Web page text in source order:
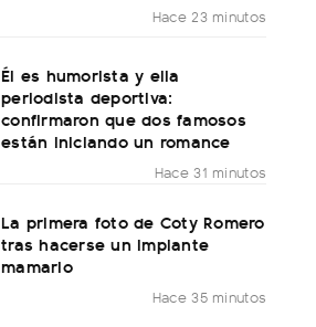
Hace 23 minutos
Él es humorista y ella
periodista deportiva:
confirmaron que dos famosos
están iniciando un romance
Hace 31 minutos
La primera foto de Coty Romero
tras hacerse un implante
mamario
Hace 35 minutos